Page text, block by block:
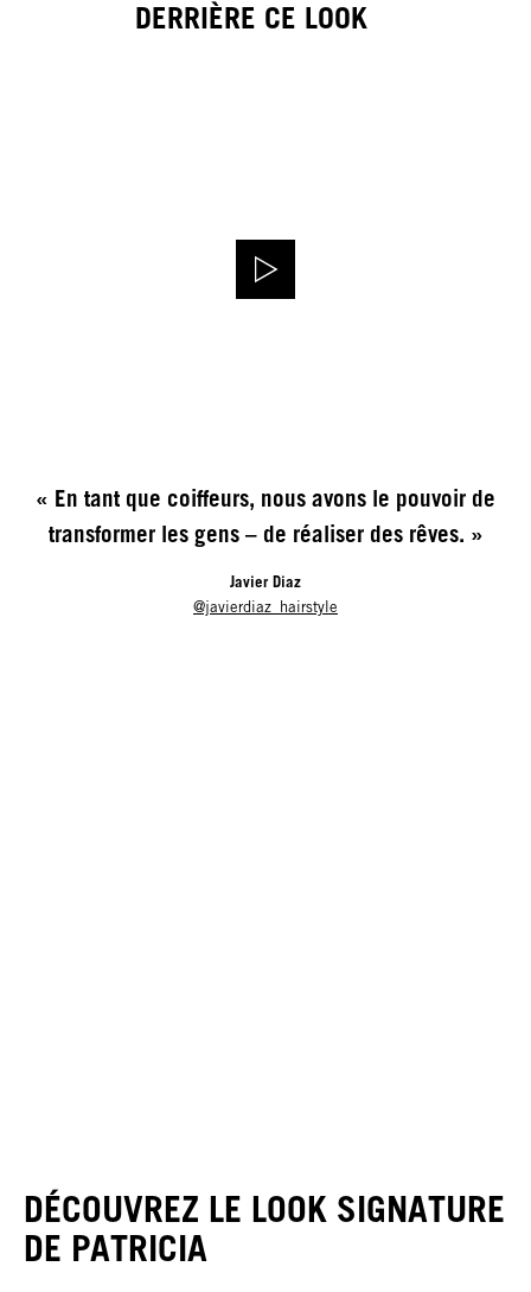
DERRIÈRE CE LOOK
« En tant que coiffeurs, nous avons le pouvoir de
transformer les gens – de réaliser des rêves. »
Javier Diaz
@javierdiaz_hairstyle
DÉCOUVREZ LE LOOK SIGNATURE
DE PATRICIA